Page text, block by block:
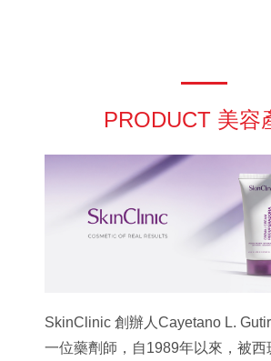
PRODUCT 美容
SkinClinic 創辦人Cayetano L.
一位藥劑師，自1989年以來，被西